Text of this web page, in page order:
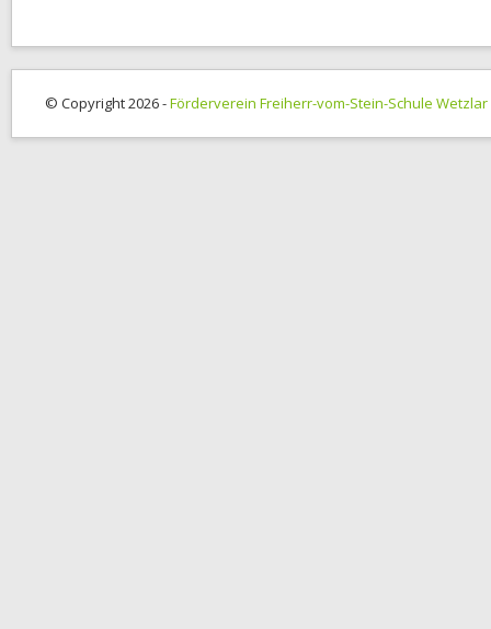
© Copyright 2026 -Förderverein Freiherr-vom-Stein-Schule Wetzlar